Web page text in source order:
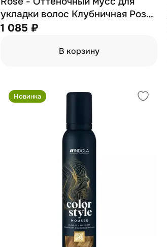
укладки волос Клубничная Роза
200 мл
1 085 ₽
В корзину
Новинка